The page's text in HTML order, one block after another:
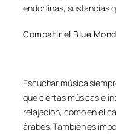
endorfinas, sustancias
Combatir el Blue
Escuchar música
que ciertas músicas e
relajación, como en el
árabes. También es